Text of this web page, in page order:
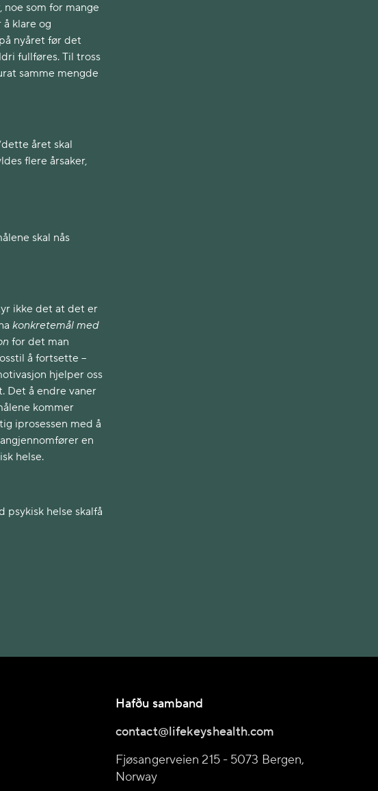
, noe som for mange
klare og
nyåret før det
fullføres. Til tross
samme mengde
året skal
flere årsaker,
skal nås
ikke det at det er
konkretemål med
for det man
å fortsette –
hjelper oss
Det å endre vaner
kommer
iprosessen med å
en
helse.
psykisk helse skalfå
Hafðu samband
contact@lifekeyshealth.com
Fjøsangerveien 215 - 5073 Bergen,
Norway